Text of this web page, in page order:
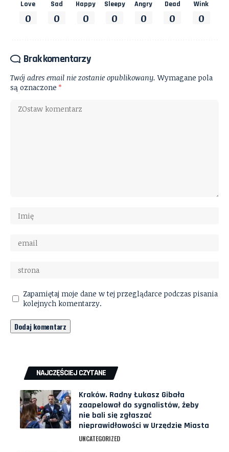
Love
0
Sad
0
Happy
0
Sleepy
0
Angry
0
Dead
0
Wink
0
Brak komentarzy
Twój adres email nie zostanie opublikowany. Wymagane pola
są oznaczone *
Zapamiętaj moje dane w tej przeglądarce podczas pisania
kolejnych komentarzy.
NAJCZĘŚCIEJ CZYTANE
Kraków. Radny Łukasz Gibała
zaapelował do sygnalistów, żeby
nie bali się zgłaszać
nieprawidłowości w Urzędzie Miasta
UNCATEGORIZED